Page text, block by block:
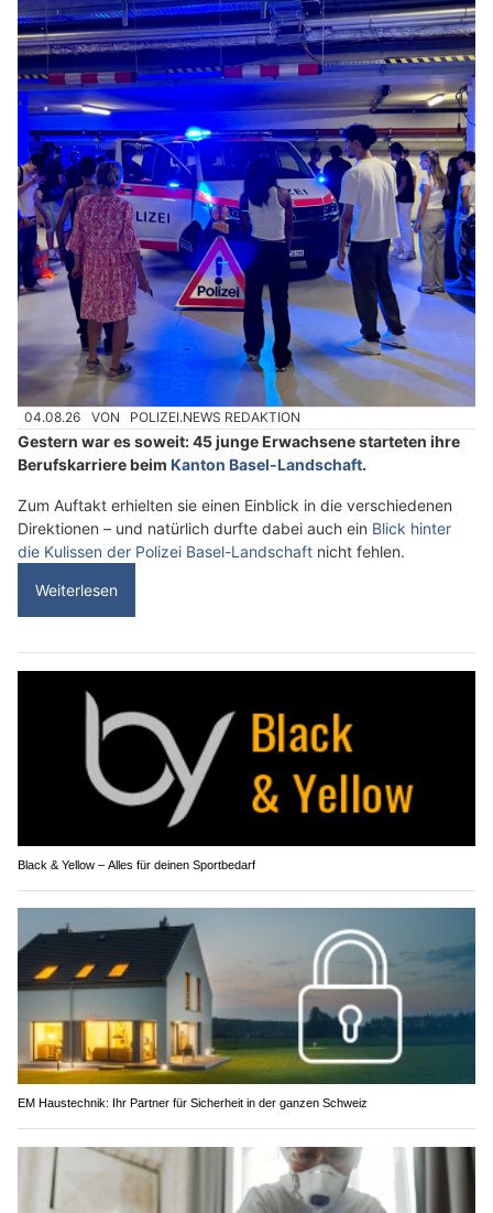
04.08.26 VON POLIZEI.NEWS REDAKTION
Gestern war es soweit: 45 junge Erwachsene starteten ihre
Berufskarriere beim Kanton Basel-Landschaft.
Zum Auftakt erhielten sie einen Einblick in die verschiedenen
Direktionen – und natürlich durfte dabei auch ein Blick hinter
die Kulissen der Polizei Basel-Landschaft nicht fehlen.
Weiterlesen
Black & Yellow – Alles für deinen Sportbedarf
EM Haustechnik: Ihr Partner für Sicherheit in der ganzen Schweiz